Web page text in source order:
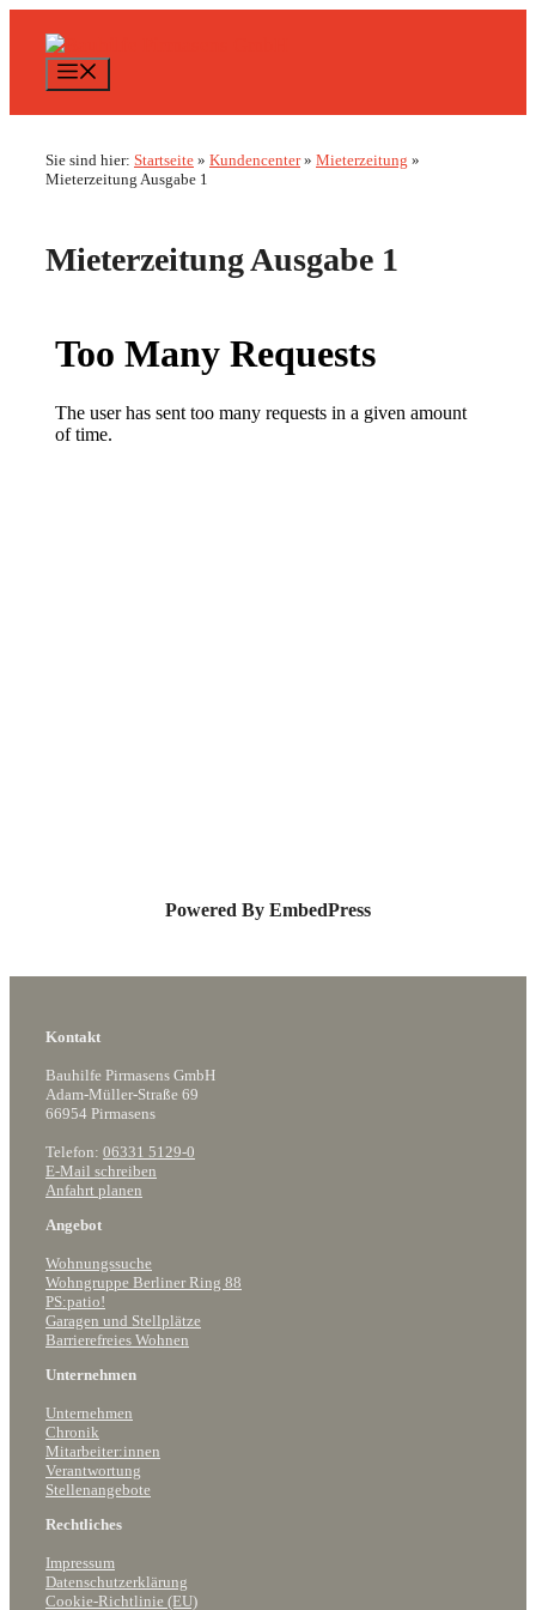
Inhalt
springen
Sie sind hier: Startseite » Kundencenter» Mieterzeitung »
Mieterzeitung Ausgabe 1
Mieterzeitung Ausgabe 1
Powered By EmbedPress
Kontakt
Bauhilfe Pirmasens GmbH
Adam-Müller-Straße 69
66954 Pirmasens
Telefon: 06331 5129-0
E-Mail schreiben
Anfahrt planen
Angebot
Wohnungssuche
Wohngruppe Berliner Ring 88
PS:patio!
Garagen und Stellplätze
Barrierefreies Wohnen
Unternehmen
Unternehmen
Chronik
Mitarbeiter:innen
Verantwortung
Stellenangebote
Rechtliches
Impressum
Datenschutzerklärung
Cookie-Richtlinie (EU)